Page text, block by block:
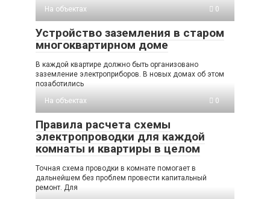
На объектах
0
Устройство заземления в старом
многоквартирном доме
В каждой квартире должно быть организовано
заземление электроприборов. В новых домах об этом
позаботились
На объектах
0
Правила расчета схемы
электропроводки для каждой
комнаты и квартиры в целом
Точная схема проводки в комнате помогает в
дальнейшем без проблем провести капитальный
ремонт. Для